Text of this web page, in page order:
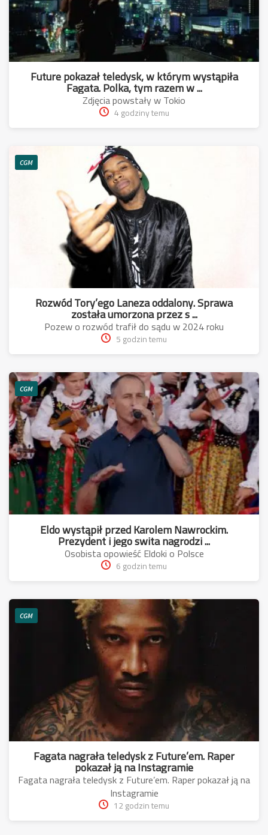
Future pokazał teledysk, w którym wystąpiła
Fagata. Polka, tym razem w ...
Zdjęcia powstały w Tokio
4 godziny temu
CGM
Rozwód Tory’ego Laneza oddalony. Sprawa
została umorzona przez s ...
Pozew o rozwód trafił do sądu w 2024 roku
5 godzin temu
CGM
Eldo wystąpił przed Karolem Nawrockim.
Prezydent i jego swita nagrodzi ...
Osobista opowieść Eldoki o Polsce
6 godzin temu
CGM
Fagata nagrała teledysk z Future’em. Raper
pokazał ją na Instagramie
Fagata nagrała teledysk z Future’em. Raper pokazał ją na
Instagramie
12 godzin temu